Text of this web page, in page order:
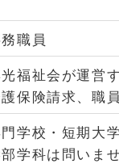
職員
福祉会が運営
保険請求、職
学校・短期大
学科は問いま